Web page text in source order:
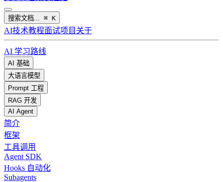
搜索文档... ⌘ K
AI技术教程面试项目 关于
AI 学习路线
AI 基础
大语言模型
Prompt 工程
RAG 开发
AI Agent
简介
框架
工具调用
Agent SDK
Hooks 自动化
Subagents